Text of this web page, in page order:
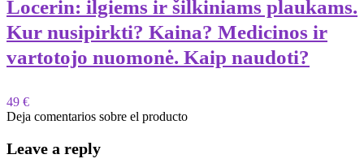
Locerin: ilgiems ir šilkiniams plaukams.
Kur nusipirkti? Kaina? Medicinos ir
vartotojo nuomonė. Kaip naudoti?
49 €
Deja comentarios sobre el producto
Leave a reply